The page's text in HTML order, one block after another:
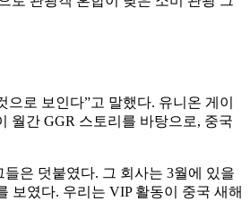
로 보인다”고 말했다. 유니온 게이
월간 GGR 스토리를 바탕으로, 중국
은 덧붙였다. 그 회사는 3월에 있을
보였다. 우리는 VIP 활동이 중국 새해